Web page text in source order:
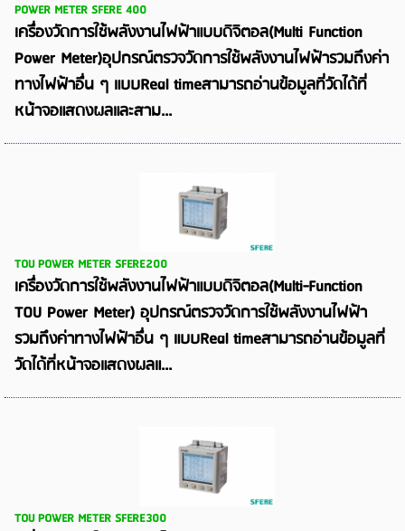
POWER METER SFERE 400
เครื่องวัดการใช้พลังงานไฟฟ้าแบบดิจิตอล(Multi Function
Power Meter)อุปกรณ์ตรวจวัดการใช้พลังงานไฟฟ้ารวมถึงค่า
ทางไฟฟ้าอื่น ๆ แบบReal timeสามารถอ่านข้อมูลที่วัดได้ที่
หน้าจอแสดงผลและสาม...
TOU POWER METER SFERE200
เครื่องวัดการใช้พลังงานไฟฟ้าแบบดิจิตอล(Multi-Function
TOU Power Meter) อุปกรณ์ตรวจวัดการใช้พลังงานไฟฟ้า
รวมถึงค่าทางไฟฟ้าอื่น ๆ แบบReal timeสามารถอ่านข้อมูลที่
วัดได้ที่หน้าจอแสดงผลแ...
TOU POWER METER SFERE300